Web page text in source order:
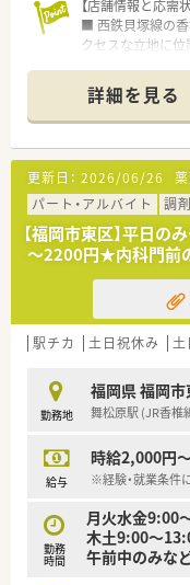
【店舗情報と応需
■ 西鉄貝塚線の
クセスな立地に位
20枚から30枚/日
■ 勤務体制は薬
ており、ゆとりを
【募集背景と求め
■ 今回の募集は通
補充であり、管理
■ やるべきことを
を頑張ります！」
■ 50代までの方が
く、管理未経験
【法人特徴につい
■ 福岡県内に3店
■ 健康で心豊か
域医療への貢献
■ 経営基盤を強
【求人情報につい
経験を考慮した上
■ 昇給は年に1回
非常に高い水準で
詳細を見る
更新日： 2026/06/26
パート・アルバイト
調
【福岡市東区】平日の
～2200円★内科門前
駅チカ 土日祝休み 土
勤務地
福岡県 福岡市
舞松原駅 (JR香椎
給与
時給2,000円
※経験・就業条件
勤務
時間
月火水金9:00
木土9:00～
午前中のみな